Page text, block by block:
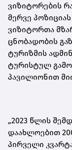
ვიზიტორების
მერვე
ვიზიტორთა
ცნობადობის
ტურიზმის
ტურისტულ
პავილიონით
„2023 წლის
დაახლოებით
პირველი